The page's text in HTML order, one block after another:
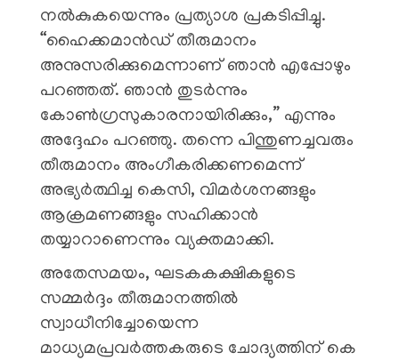
നൽകുകയെന്നും പ്രത്യാശ പ്രകടിപ്പിച്ചു.
“ഹൈക്കമാൻഡ് തീരുമാനം
അനുസരിക്കുമെന്നാണ് ഞാൻ എപ്പോഴും
പറഞ്ഞത്. ഞാൻ തുടർന്നും
കോൺഗ്രസുകാരനായിരിക്കും,” എന്നും
അദ്ദേഹം പറഞ്ഞു. തന്നെ പിന്തുണച്ചവരും
തീരുമാനം അംഗീകരിക്കണമെന്ന്
അഭ്യർത്ഥിച്ച കെസി, വിമർശനങ്ങളും
ആക്രമണങ്ങളും സഹിക്കാൻ
തയ്യാറാണെന്നും വ്യക്തമാക്കി.
അതേസമയം, ഘടകകക്ഷികളുടെ
സമ്മർദ്ദം തീരുമാനത്തിൽ
സ്വാധീനിച്ചോയെന്ന
മാധ്യമപ്രവർത്തകരുടെ ചോദ്യത്തിന് കെ